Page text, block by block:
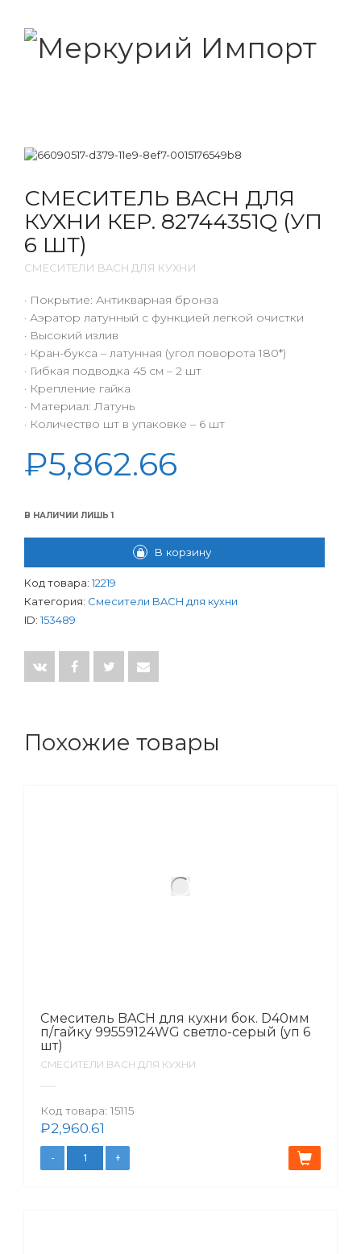
СМЕСИТЕЛЬ BACH ДЛЯ
КУХНИ КЕР. 82744351Q (УП
6 ШТ)
СМЕСИТЕЛИ BACH ДЛЯ КУХНИ
· Покрытие: Антикварная бронза
· Аэратор латунный с функцией легкой очистки
· Высокий излив
· Кран-букса – латунная (угол поворота 180*)
· Гибкая подводка 45 см – 2 шт
· Крепление гайка
· Материал: Латунь
· Количество шт в упаковке – 6 шт
₽5,862.66
В НАЛИЧИИ ЛИШЬ 1
КОЛИЧЕСТВО ТОВАРА СМЕСИТЕЛЬ BACH ДЛЯ КУХНИ КЕР.
В корзину
Код товара: 12219
Категория: Смесители BACH для кухни
ID: 153489
Похожие товары
Смеситель BACH для кухни бок. D40мм
п/гайку 99559124WG светло-серый (уп 6
шт)
СМЕСИТЕЛИ BACH ДЛЯ КУХНИ
Код товара: 15115
₽2,960.61